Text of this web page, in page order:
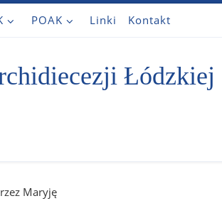
POAK Linki Kontakt
Łódzkiej
Maryję